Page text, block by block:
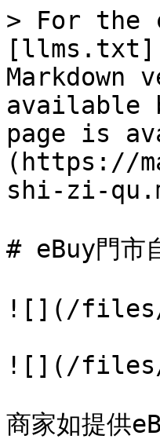
> For the
Markdown
available
page is
(https://
shi-zi-
# eBuy門市
![](/files/-
![](/files/-
商家如提供